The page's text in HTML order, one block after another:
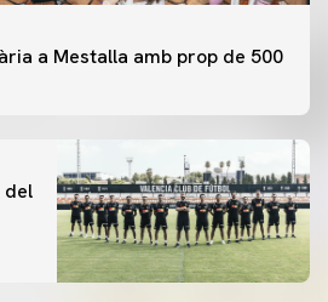
a Mestalla amb prop de 500
del